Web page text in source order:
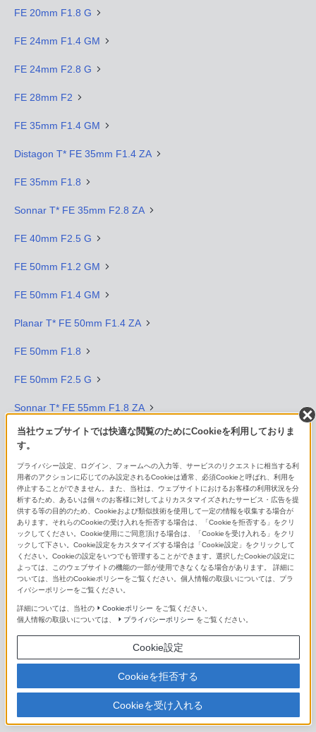
FE 20mm F1.8 G
FE 24mm F1.4 GM
FE 24mm F2.8 G
FE 28mm F2
FE 35mm F1.4 GM
Distagon T* FE 35mm F1.4 ZA
FE 35mm F1.8
Sonnar T* FE 35mm F2.8 ZA
FE 40mm F2.5 G
FE 50mm F1.2 GM
FE 50mm F1.4 GM
Planar T* FE 50mm F1.4 ZA
FE 50mm F1.8
FE 50mm F2.5 G
Sonnar T* FE 55mm F1.8 ZA
FE 85mm F1.4 GM II
FE 85mm F1.4 GM
FE 85mm F1.8
FE 100mm F2.8 STF GM OSS
FE 135mm F1.8 GM
FE 300mm F2.8 GM OSS
FE 400mm F2.8 GM OSS
FE 600mm F4 GM OSS
E 11mm F1.8
E 15mm F1.4 G
E16mm F2.8
当社ウェブサイトでは快適な閲覧のためにCookieを利用しておりま
す。
プライバシー設定、ログイン、フォームへの入力等、サービスのリクエストに相当する利
用者のアクションに応じてのみ設定されるCookieは通常、必須Cookieと呼ばれ、利用を
停止することができません。また、当社は、ウェブサイトにおけるお客様の利用状況を分
析するため、あるいは個々のお客様に対してよりカスタマイズされたサービス・広告を提
供する等の目的のため、Cookieおよび類似技術を使用して一定の情報を収集する場合が
あります。それらのCookieの受け入れを拒否する場合は、「Cookieを拒否する」をクリ
ックしてください。Cookie使用にご同意頂ける場合は、「Cookieを受け入れる」をクリ
ックして下さい。Cookie設定をカスタマイズする場合は「Cookie設定」をクリックして
ください。Cookieの設定をいつでも管理することができます。選択したCookieの設定に
よっては、このウェブサイトの機能の一部が使用できなくなる場合があります。 詳細に
ついては、当社のCookieポリシーをご覧ください。個人情報の取扱いについては、プラ
イバシーポリシーをご覧ください。
詳細については、当社の Cookieポリシー をご覧ください。
個人情報の取扱いについては、
プライバシーポリシー をご覧ください。
Cookie設定
Cookieを拒否する
Cookieを受け入れる